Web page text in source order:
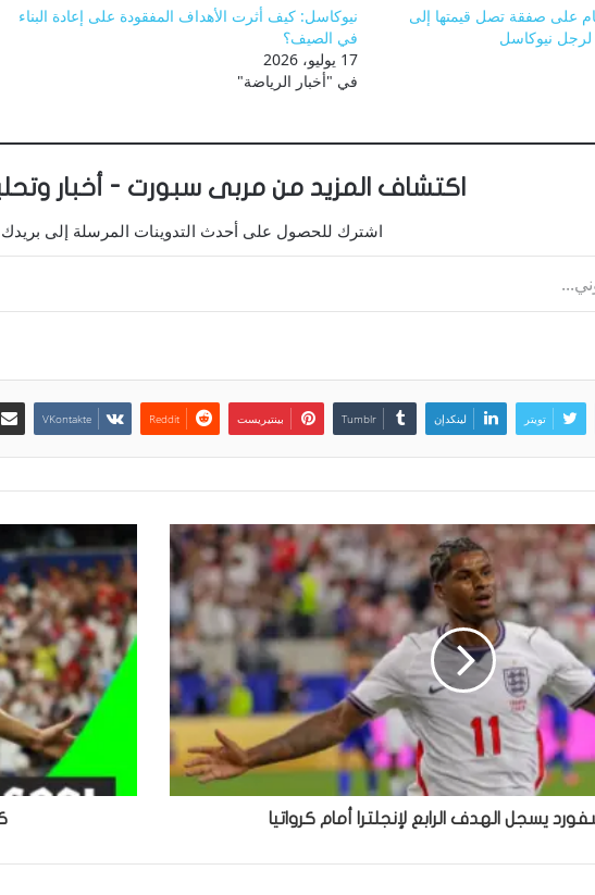
على صفقة تصل قيمتها إلى
نيوكاسل: كيف أثرت الأهداف المفقودة على إعادة البناء
في الصيف؟
17 يوليو، 2026
في "أخبار الرياضة"
اكتشاف المزيد من مربى سبورت - أخبار
اشترك للحصول على أحدث التدوينات المرسلة إلى بريدك
تويتر لينكدإن بينتيريست
يسجل الهدف الرابع لإنجلترا أمام كرواتيا